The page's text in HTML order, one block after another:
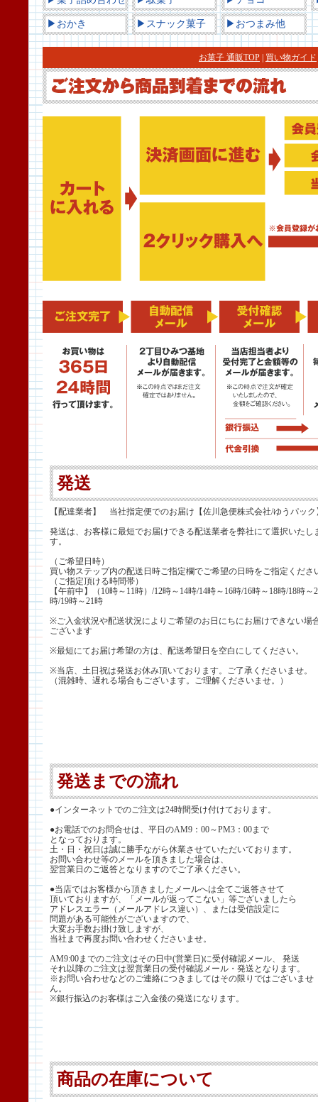
▶おかき ▶スナック菓子 ▶おつまみ他
お菓子 通販TOP 買い物ガイド
発送
【配達業者】 当社指定便でのお届け【佐川急便株式会社/ゆうパック
発送は、お客様に最短でお届けできる配送業者を弊社にて選択いたし
す。
（ご希望日時）
買い物ステップ内の配送日時ご指定欄でご希望の日時をご指定くださ
（ご指定頂ける時間帯）
【午前中】（10時～11時）/12時～14時/14時～16時/16時～18時/18時～
時/19時～21時
※ご入金状況や配送状況によりご希望のお日にちにお届けできない場
ございます
※最短にてお届け希望の方は、配送希望日を空白にしてください。
※当店、土日祝は発送お休み頂いております。ご了承くださいませ。
（混雑時、遅れる場合もございます。ご理解くださいませ。）
発送までの流れ
●インターネットでのご注文は24時間受け付けております。
●お電話でのお問合せは、平日のAM9：00～PM3：00まで
となっております。
土・日・祝日は誠に勝手ながら休業させていただいております。
お問い合わせ等のメールを頂きました場合は、
翌営業日のご返答となりますのでご了承ください。
●当店ではお客様から頂きましたメールへは全てご返答させて
頂いておりますが、「メールが返ってこない」等ございましたら
アドレスエラー（メールアドレス違い）、または受信設定に
問題がある可能性がございますので、
大変お手数お掛け致しますが、
当社まで再度お問い合わせくださいませ。
AM9:00までのご注文はその日中(営業日)に受付確認メール、 発送
それ以降のご注文は翌営業日の受付確認メール・発送となります。
※お問い合わせなどのご連絡につきましてはその限りではございませ
ん。
※銀行振込のお客様はご入金後の発送になります。
商品の在庫について